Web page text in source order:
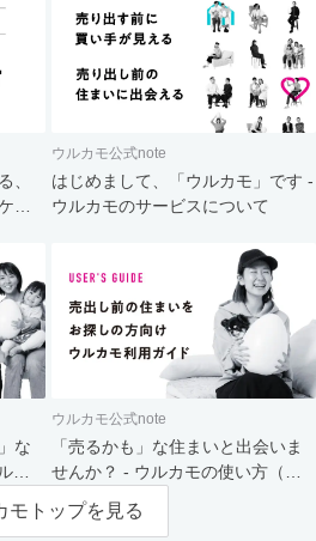
、
ッ
ウルカモ公式note
はじめまして、「ウルカモ」です -
ウルカモのサービスについて
な
カ
ウルカモ公式note
「売るかも」な住まいと出会いま
せんか？ - ウルカモの使い方（買
主さま向け）
モトップを見る